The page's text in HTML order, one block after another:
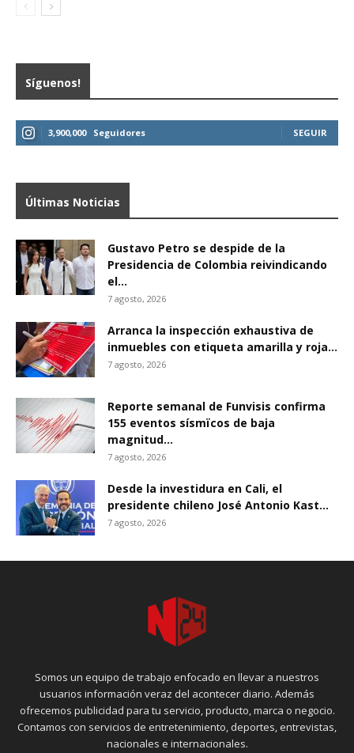
Síguenos!
3,900,000 Seguidores SEGUIR
Últimas Noticias
Gustavo Petro se despide de la
Presidencia de Colombia reivindicando
el...
7 agosto, 2026
Arranca la inspección exhaustiva de
inmuebles con etiqueta amarilla y roja...
7 agosto, 2026
Reporte semanal de Funvisis confirma
155 eventos sísmïcos de baja
magnitud...
7 agosto, 2026
Desde la investidura en Cali, el
presidente chileno José Antonio Kast...
7 agosto, 2026
Somos un equipo de trabajo enfocado en llevar a nuestros
usuarios información veraz del acontecer diario. Además
ofrecemos publicidad para tu servicio, producto, marca o negocio.
Contamos con servicios de entretenimiento, deportes, entrevistas,
nacionales e internacionales.